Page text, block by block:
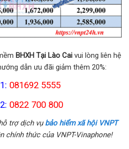
BHXH Tại Lào Cai vui lòng liên hệ
dẫn ưu đãi giảm thêm 20%:
081692 5555
0822 700 800
trợ dịch vụ bảo hiểm xã hội VNPT
chính thức của VNPT-Vinaphone!